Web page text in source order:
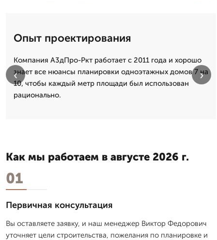
Опыт проектирования
Компания А3дПро-Ркт работает с 2011 года и хорошо
знает все нюансы планировки одноэтажных домов 7 на
10, чтобы каждый метр площади был использован
рационально.
‹ ›
Как мы работаем в августе 2026 г.
01
Первичная консультация
Вы оставляете заявку, и наш менеджер Виктор Федорович
уточняет цели строительства, пожелания по планировке и